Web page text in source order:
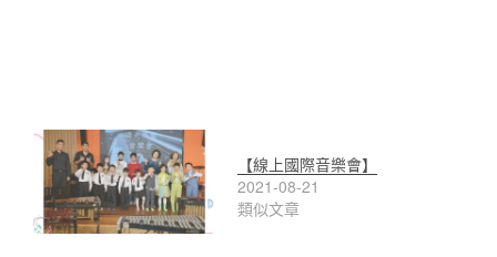
【線上國際音樂會】
2021-08-21
類似文章